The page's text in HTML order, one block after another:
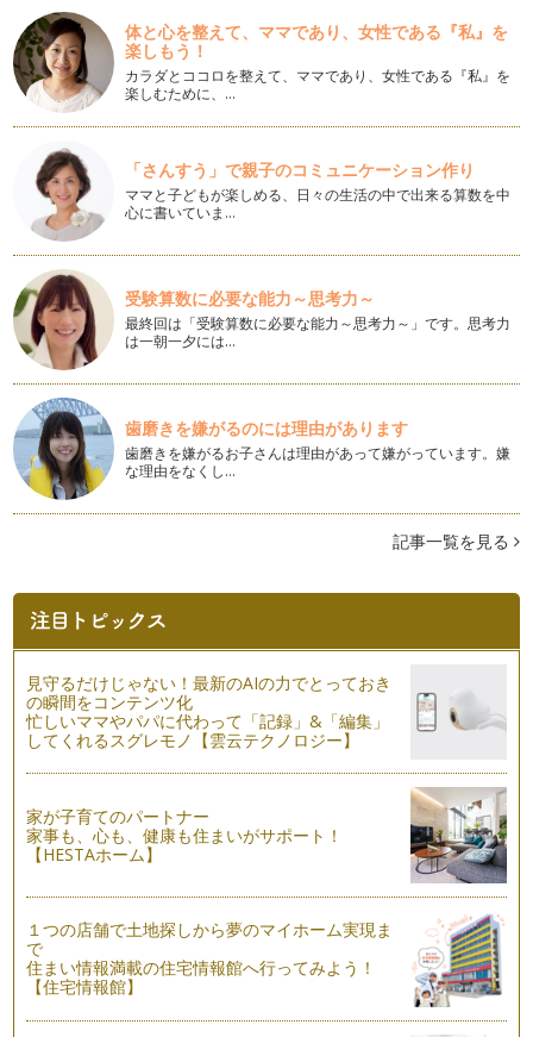
冬の優れ野菜「芽キャベツ」
こんにちは！ アクティブ野菜ソムリエの岩本 香です。 一
年間の執筆に引き続き、月に一回…
「野菜ぎらい」はなぜ、生まれる？
こんにちは、アクティブ野菜ソムリエの岩本 香です。新しい
年を迎えられ、大切な家族と素敵な時…
親子で野菜のブーケを作ろう♪
こんにちは！ アクティブ野菜ソムリエの岩本 香です。 私
たち…
冬野菜を食べよう♪
みなさん、こんにちは！ アクティブ野菜ソムリエの岩本 香
です。 いよいよ冬が始まりまし…
冬至とカボチャ
皆さん、こんにちは！ アクティブ野菜ソムリエの岩本 香で
す。 立冬を過ぎ、肌寒い日…
調味料のひみつ
皆さん、こんにちは！ アクティブ野菜ソムリエの岩本 香で
こんにちは！ アクティブ野菜ソムリエの 岩本香です。 一
雨ごとに秋が近づいているの…
子どもと考えよう～食べ物の選び方～
こんにちは、アクティブ野菜ソムリエの岩本 香です。金木犀
の花の香りが漂い、秋の訪れを感じま…
ニンジンをもっと楽しもう♪
こんにちは！ アクティブ野菜ソムリエの 岩本 香です。
蝉の声から、少しずつ虫の声に代…
＜食育＞が好き嫌いをへらしていく
こんにちは！ アクティブ野菜ソムリエの 岩本 香です。9
月になり、長かった夏休みも終わりま…
変身上手な野菜～ナスぎらい克服しよう～
皆さん、こんにちは！アクティブ野菜ソムリエの 岩本 香で
す。夏休みに入りましたね。我が家は…
体と心を整えて、ママであり、女性である『私』を
楽しもう！
カラダとココロを整えて、ママであり、女性である『私』を
楽しむために、…
「さんすう」で親子のコミュニケーション作り
ママと子どもが楽しめる、日々の生活の中で出来る算数を中
心に書いていま…
受験算数に必要な能力～思考力～
最終回は「受験算数に必要な能力～思考力～」です。思考力
は一朝一夕には…
歯磨きを嫌がるのには理由があります
歯磨きを嫌がるお子さんは理由があって嫌がっています。嫌
な理由をなくし…
記事一覧を見る
見守るだけじゃない！最新のAIの力でとっておき
の瞬間をコンテンツ化
忙しいママやパパに代わって「記録」&「編集」
してくれるスグレモノ【雲云テクノロジー】
家が子育てのパートナー
家事も、心も、健康も住まいがサポート！
【HESTAホーム】
１つの店舗で土地探しから夢のマイホーム実現ま
で
住まい情報満載の住宅情報館へ行ってみよう！
【住宅情報館】